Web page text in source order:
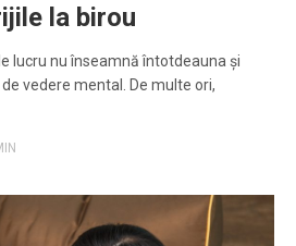
la birou
lucru nu înseamnă întotdeauna și
vedere mental. De multe ori,